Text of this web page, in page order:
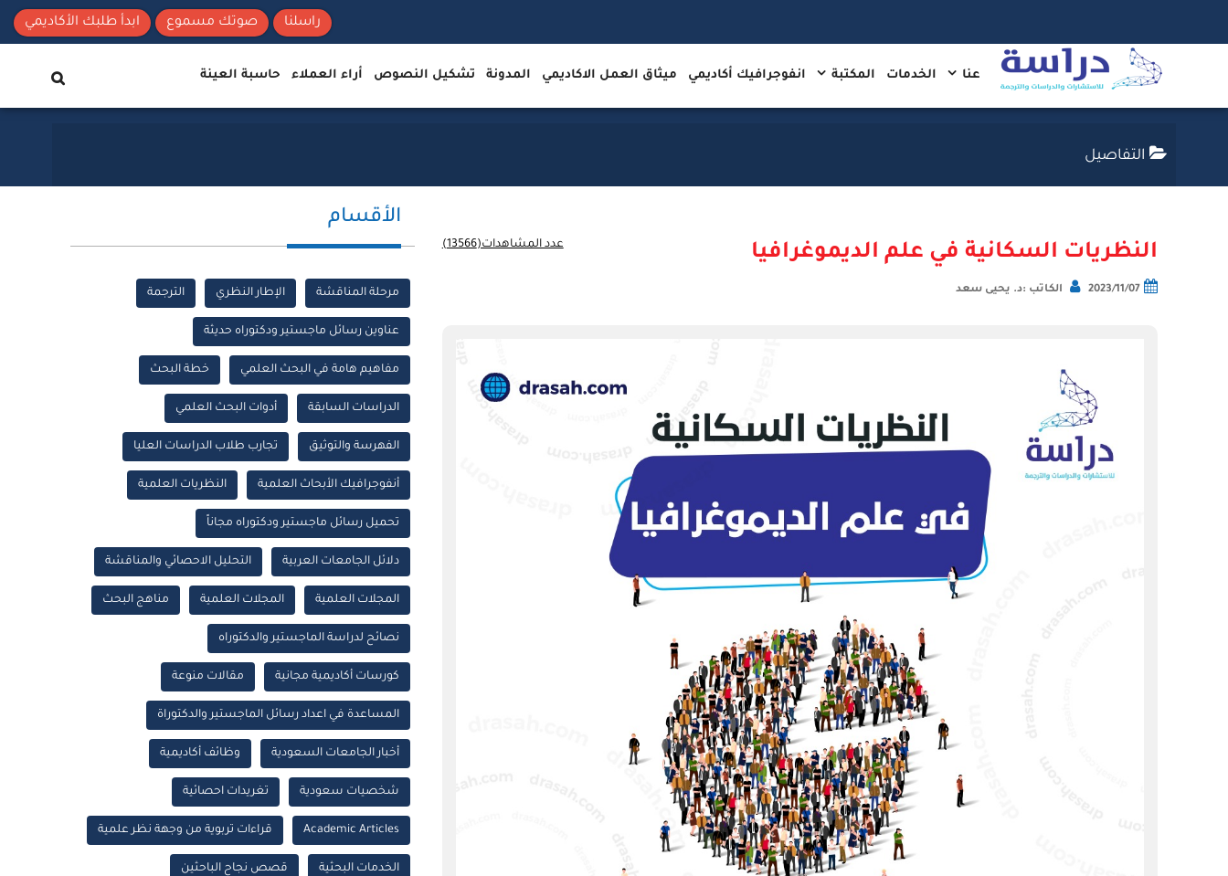
ابدأ طلبك الأكاديمي صوتك مسموع راسلنا
عنا الخدمات المكتبة انفوجرافيك أكاديمي ميثاق العمل الاكاديمي المدونة تشكيل النصوص أراء العملاء حاسبة العينة
التفاصيل
النظريات السكانية في علم الديموغرافيا
2023/11/07 الكاتب :د. يحيى سعد
عدد المشاهدات(13566)
الأقسام
مرحلة المناقشة الإطار النظري الترجمة
عناوين رسائل ماجستير ودكتوراه حديثة
مفاهيم هامة في البحث العلمي خطة البحث
الدراسات السابقة أدوات البحث العلمي
الفهرسة والتوثيق تجارب طلاب الدراسات العليا
أنفوجرافيك الأبحاث العلمية النظريات العلمية
تحميل رسائل ماجستير ودكتوراه مجاناً
دلائل الجامعات العربية التحليل الاحصائي والمناقشة
المجلات العلمية المجلات العلمية مناهج البحث
نصائح لدراسة الماجستير والدكتوراه
كورسات أكاديمية مجانية مقالات منوعة
المساعدة في اعداد رسائل الماجستير والدكتوراة
أخبار الجامعات السعودية وظائف أكاديمية
شخصيات سعودية تغريدات احصائية
Academic Articles قراءات تربوية من وجهة نظر علمية
الخدمات البحثية قصص نجاح الباحثين